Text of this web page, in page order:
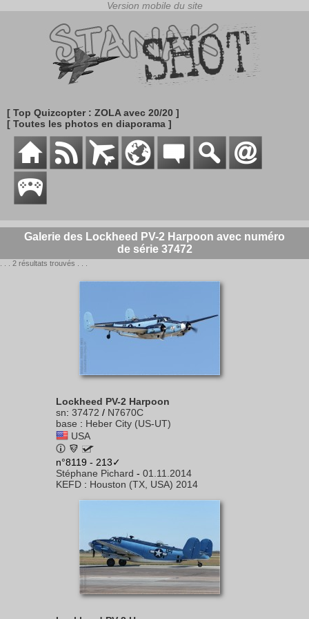
[ Top Quizcopter : ZOLA avec 20/20 ]
[ Toutes les photos en diaporama ]
Galerie des Lockheed PV-2 Harpoon avec numéro
de série 37472
. . . 2 résultats trouvés . . .
Lockheed PV-2 Harpoon
sn: 37472 / N7670C
base : Heber City (US-UT)
USA
n°8119 - 213✓
Stéphane Pichard - 01.11.2014
KEFD : Houston (TX, USA) 2014